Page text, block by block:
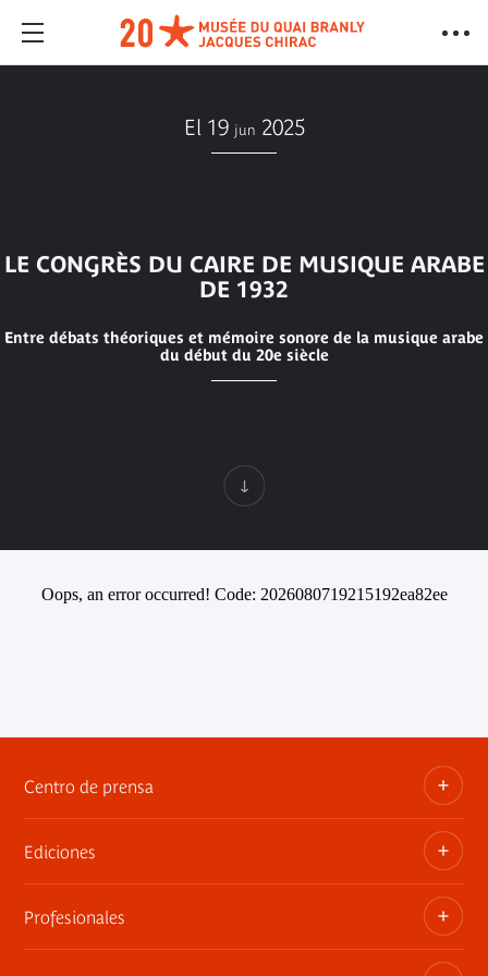
El 19 jun 2025
LE CONGRÈS DU CAIRE DE MUSIQUE ARABE
DE 1932
Entre débats théoriques et mémoire sonore de la musique arabe
du début du 20e siècle
Oops, an error occurred! Code: 2026080719215192ea82ee
Centro de prensa
Dosieres, comunicados de prensa, anuncios de
exposiciones
Ediciones
Las publicaciones del museo
Profesionales